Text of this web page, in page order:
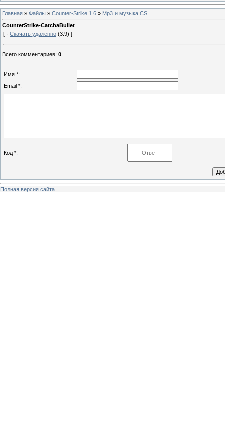
Главная » Файлы » Counter-Strike 1.6 » Mp3 и музыка CS
CounterStrike-CatchaBullet
[ · Скачать удаленно (3.9) ]
Всего комментариев: 0
Имя *:
Email *:
Код *:
Полная версия сайта